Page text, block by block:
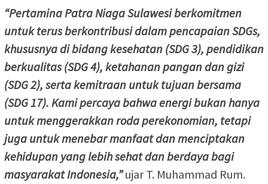
“Pertamina Patra Niaga Sulawesi berkomitmen
untuk terus berkontribusi dalam pencapaian SDGs,
khususnya di bidang kesehatan (SDG 3), pendidikan
berkualitas (SDG 4), ketahanan pangan dan gizi
(SDG 2), serta kemitraan untuk tujuan bersama
(SDG 17). Kami percaya bahwa energi bukan hanya
untuk menggerakkan roda perekonomian, tetapi
juga untuk menebar manfaat dan menciptakan
kehidupan yang lebih sehat dan berdaya bagi
masyarakat Indonesia,”ujar T. Muhammad Rum.